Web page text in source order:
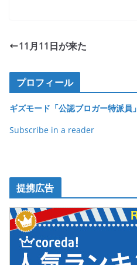
e
o
o
k
er
11月11日が来た
プロフィール
ギズモード「公認ブロガー特派員」
Subscribe in a reader
提携広告